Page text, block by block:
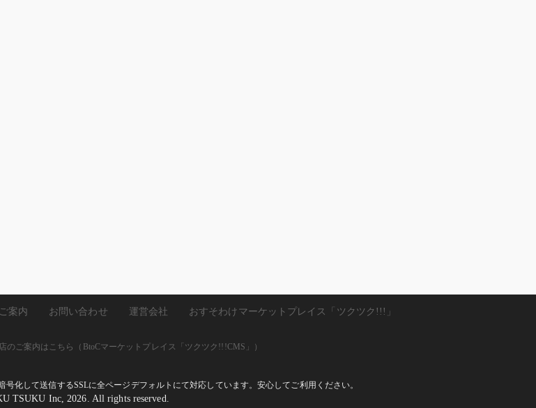
案内 お問い合わせ 運営会社 おすそわけマーケットプレイス「ツクツク!!!」
のご案内はこちら（BtoCマーケットプレイス「ツクツク!!!CMS」）
化して送信するSSLに全ページデフォルトにて対応しています。安心してご利用ください。
TSUKU Inc, 2026. All rights reserved.